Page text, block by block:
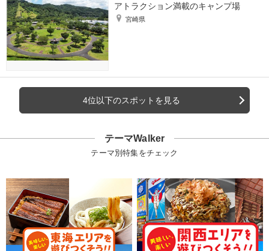
アトラクション満載のキャンプ場
宮崎県
4位以下のスポットを見る
テーマWalker
テーマ別特集をチェック